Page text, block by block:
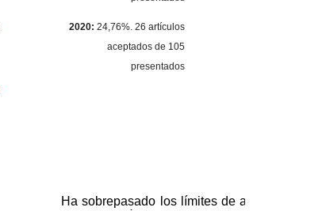
2020: 24,76%. 26 artículos
aceptados de 105
presentados